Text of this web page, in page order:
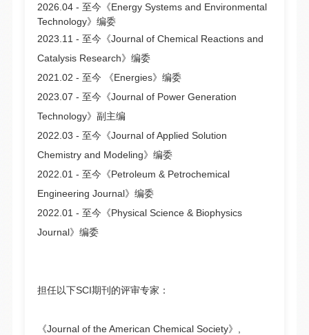
2026.04 - 至今《Energy Systems and Environmental
Technology》编委
2023.11 - 至今《Journal of Chemical Reactions and
Catalysis Research》编委
2021.02 - 至今 《Energies》编委
2023.07 - 至今《Journal of Power Generation
Technology》副主编
2022.03 - 至今《Journal of Applied Solution
Chemistry and Modeling》编委
2022.01 - 至今《Petroleum & Petrochemical
Engineering Journal》编委
2022.01 - 至今《Physical Science & Biophysics
Journal》编委
担任以下SCI期刊的评审专家：
《Journal of the American Chemical Society》,